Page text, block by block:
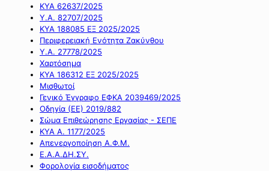
ΚΥΑ 62637/2025
Υ.Α. 82707/2025
ΚΥΑ 188085 ΕΞ 2025/2025
Περιφερειακή Ενότητα Ζακύνθου
Υ.Α. 27778/2025
Χαρτόσημα
ΚΥΑ 186312 ΕΞ 2025/2025
Μισθωτοί
Γενικό Έγγραφο ΕΦΚΑ 2039469/2025
Οδηγία (ΕΕ) 2019/882
Σώμα Επιθεώρησης Εργασίας - ΣΕΠΕ
ΚΥΑ Α. 1177/2025
Απενεργοποίηση Α.Φ.Μ.
Ε.Α.Α.ΔΗ.ΣΥ.
Φορολογία εισοδήματος